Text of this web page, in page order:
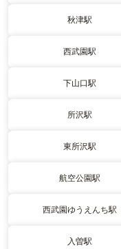
秋津駅
西武園駅
下山口駅
所沢駅
東所沢駅
航空公園駅
西武園ゆうえんち駅
入曽駅